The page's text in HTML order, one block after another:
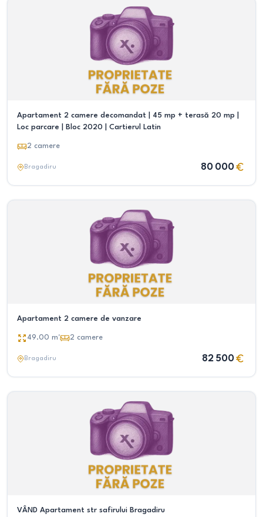
Apartament 2 camere decomandat | 45 mp + terasă 20 mp |
Loc parcare | Bloc 2020 | Cartierul Latin
2 camere
Bragadiru 80 000
Apartament 2 camere de vanzare
49.00 m² 2 camere
Bragadiru 82 500
VÂND Apartament str safirului Bragadiru